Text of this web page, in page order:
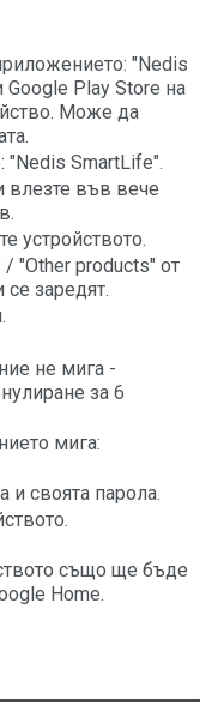
"Nedis
Play Store на
Може да
"Nedis SmartLife".
влезте във вече
устройството.
"Other products" от
заредят.
не мига -
за 6
мига:
и своята парола.
също ще бъде
Home.